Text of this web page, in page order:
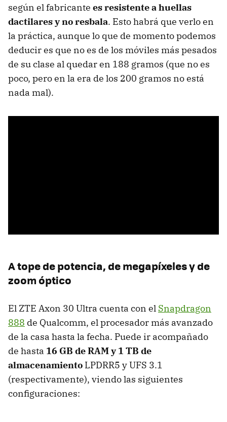
según el fabricante es resistente a huellas
dactilares y no resbala. Esto habrá que verlo en
la práctica, aunque lo que de momento podemos
deducir es que no es de los móviles más pesados
de su clase al quedar en 188 gramos (que no es
poco, pero en la era de los 200 gramos no está
nada mal).
A tope de potencia, de megapíxeles y de
zoom óptico
El ZTE Axon 30 Ultra cuenta con el Snapdragon
888 de Qualcomm, el procesador más avanzado
de la casa hasta la fecha. Puede ir acompañado
de hasta 16 GB de RAM y 1 TB de
almacenamiento LPDRR5 y UFS 3.1
(respectivamente), viendo las siguientes
configuraciones: